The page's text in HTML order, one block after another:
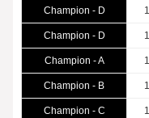
Champion - D
Champion - D
Champion - A
Champion - B
Champion - C